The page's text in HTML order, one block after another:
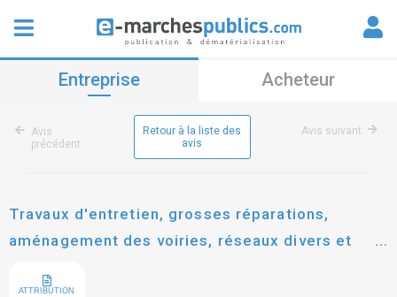
Entreprise Acheteur
Avis
précédent
Retour à la liste des
avis
Avis suivant
Travaux d'entretien, grosses réparations,
aménagement des voiries, réseaux divers et
ATTRIBUTION